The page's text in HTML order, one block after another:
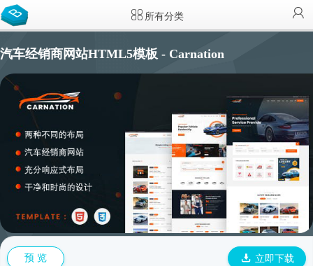
所有分类
汽车经销商网站HTML5模板 - Carnation
预 览 立即下载